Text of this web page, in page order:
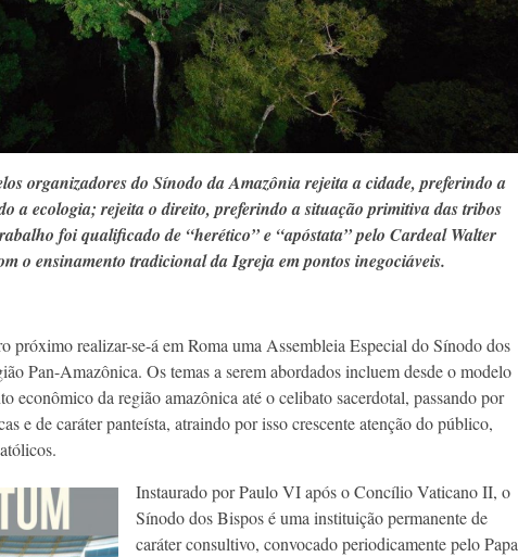
organizadores do Sínodo da Amazônia rejeita a cidade, preferindo a
a ecologia; rejeita o direito, preferindo a situação primitiva das tribos
foi qualificado de “herético” e “apóstata” pelo Cardeal Walter
o ensinamento tradicional da Igreja em pontos inegociáveis.
próximo realizar-se-á em Roma uma Assembleia Especial do Sínodo dos
Pan-Amazônica. Os temas a serem abordados incluem desde o modelo
econômico da região amazônica até o celibato sacerdotal, passando por
e de caráter panteísta, atraindo por isso crescente atenção do público,
Instaurado por Paulo VI após o Concílio Vaticano II, o
Sínodo dos Bispos é uma instituição permanente de
caráter consultivo, convocado periodicamente pelo Papa